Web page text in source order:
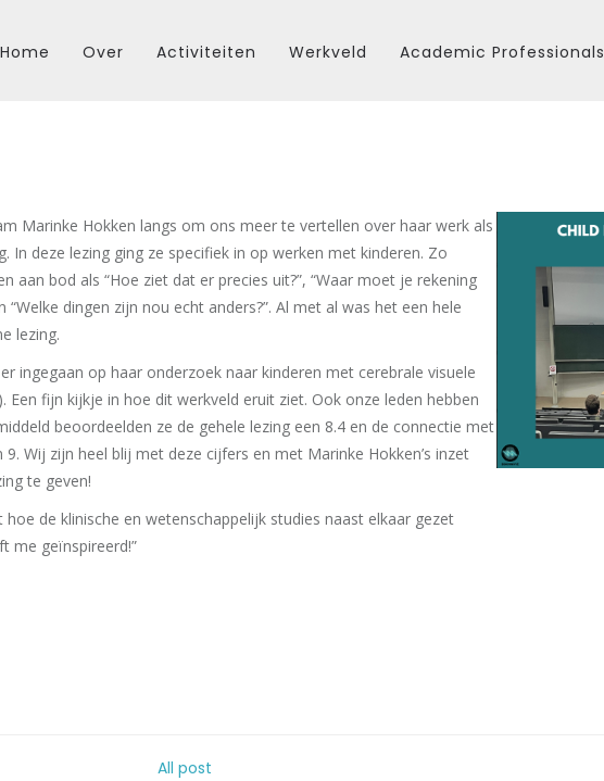
Home Over Activiteiten Werkveld Academic Professionals
Marinke Hokken langs om ons meer te vertellen over haar werk als
In deze lezing ging ze specifiek in op werken met kinderen. Zo
aan bod als “Hoe ziet dat er precies uit?”, “Waar moet je rekening
“Welke dingen zijn nou echt anders?”. Al met al was het een hele
lezing.
ingegaan op haar onderzoek naar kinderen met cerebrale visuele
Een fijn kijkje in hoe dit werkveld eruit ziet. Ook onze leden hebben
beoordeelden ze de gehele lezing een 8.4 en de connectie met
9. Wij zijn heel blij met deze cijfers en met Marinke Hokken’s inzet
te geven!
hoe de klinische en wetenschappelijk studies naast elkaar gezet
me geïnspireerd!”
All post